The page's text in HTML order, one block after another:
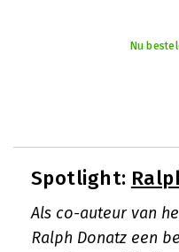
Nu
Spotlight:
Als co-auteur van
Ralph Donatz een